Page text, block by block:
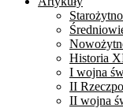
Historia
I wojna
II
II wojna